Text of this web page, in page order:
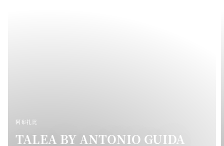
阿布扎比
TALEA BY ANTONIO GUIDA